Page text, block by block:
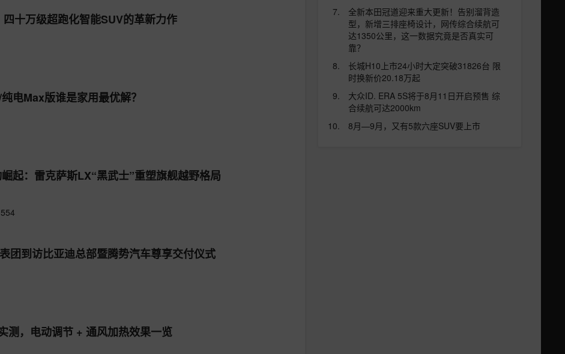
十万级超跑化智能SUV的革新力作
电Max版谁是家用最优解？
起：雷克萨斯LX“黑武士”重塑旗舰越野格局
团到访比亚迪总部暨腾势汽车尊享交付仪式
测，电动调节 + 通风加热效果一览
全新本田冠道迎来重大更新！告别溜背造
型，新增三排座椅设计，网传综合续航可
达1350公里，这一数据究竟是否真实可
靠？
长城H10上市24小时大定突破31826台 限
时换新价20.18万起
大众ID. ERA 5S将于8月11日开启预售 综
合续航可达2000km
8月—9月，又有5款六座SUV要上市